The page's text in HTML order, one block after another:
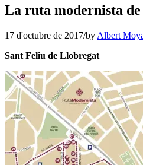
La ruta modernista
17 d'octubre de 2017/by Albert
Sant Feliu de Llobregat